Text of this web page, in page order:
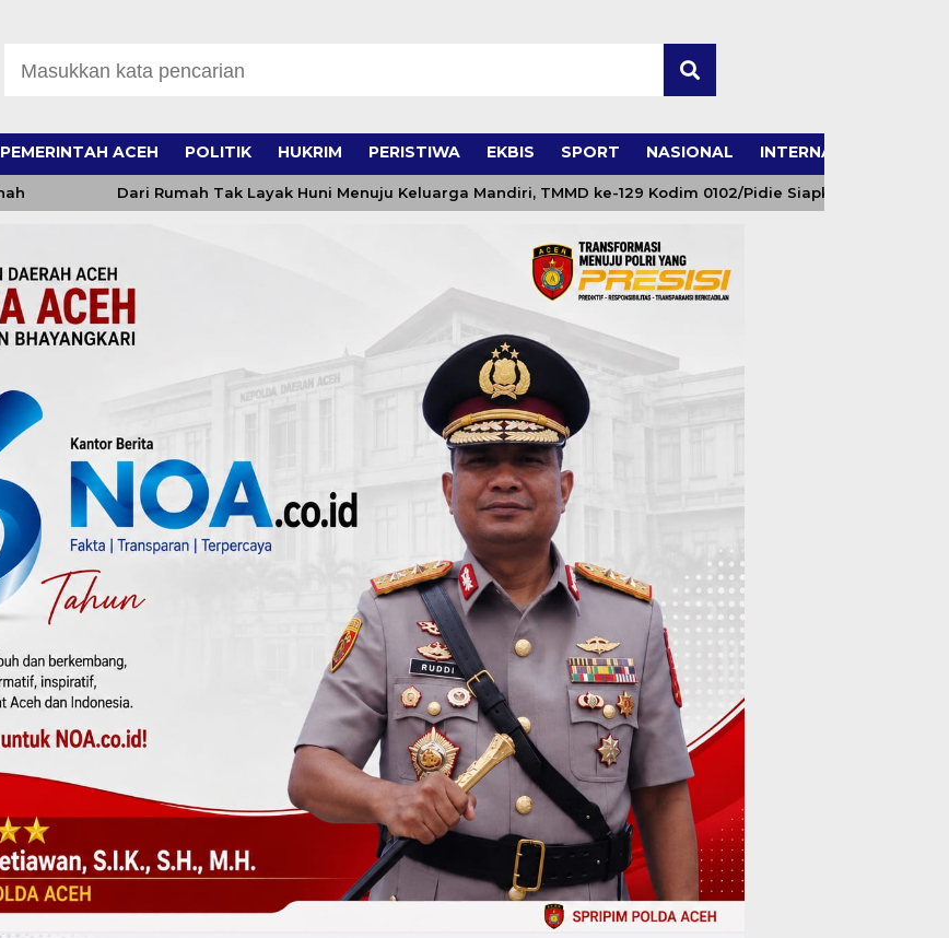
PEMERINTAH ACEH POLITIK HUKRIM PERISTIWA EKBIS SPORT NASIONAL INTERNASIONAL
Dari Rumah Tak Layak Huni Menuju Keluarga Mandiri, TMMD ke-129 Kodim 0102/Pidie Siapkan Kolam Lele dan